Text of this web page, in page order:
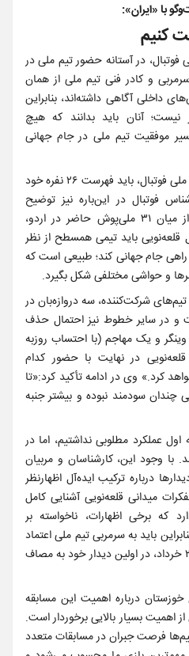
با «ایران»:
کنیم
فوتبال، در آستانه حضور تیم ملی در
است:«سرمربی و کادر فنی تیم ملی از همان
داخلی آگاهی داشته‌اند، بنابراین
آنان باید بدانند که هیچ
موفقیت تیم ملی در جام جهانی
امروز امیر قلعه‌نویی، سرمربی تیم ملی فوتبال، باید فهرست ۲۶ نفره خود
فوتبال در این‌باره نیز توضیح
داد:«خط زدن نام پنج بازیکن از میان ۳۱ ملی‌پوش حاضر در اردو،
باید تیمی همسطح از نظر
راهی جام جهانی کند؛ طبیعی است که
و حواشی مختلفی شکل بگیرد.
شرکت‌کننده، سه دروازه‌بان در
و در سایر خطوط نیز احتمال حذف
و یک مهاجم (با احتساب روزبه
در نهایت با حضور کدام
کرد.» وی در ادامه تأکید کرد:«تا
چندان سودمند نبوده و بیشتر جنبه
اول عملکرد مطلوبی نداشتیم، اما در
با وجود این، کارشناسان و مربیان
درباره ترکیب ایده‌آل اظهارنظر
میدانی قلعه‌نویی آشنایی کامل
که برخی اظهارات، ناخواسته بر
باید به سرمربی تیم ملی اعتماد
کرد.» تیم ملی فوتبال در تاریخ ۲۶ خرداد، در اولین دیدار خود به مصاف
درباره اهمیت این مسابقه
اهمیت بسیار بالایی برخوردار است.
فرصت جبران در مسابقات متعدد